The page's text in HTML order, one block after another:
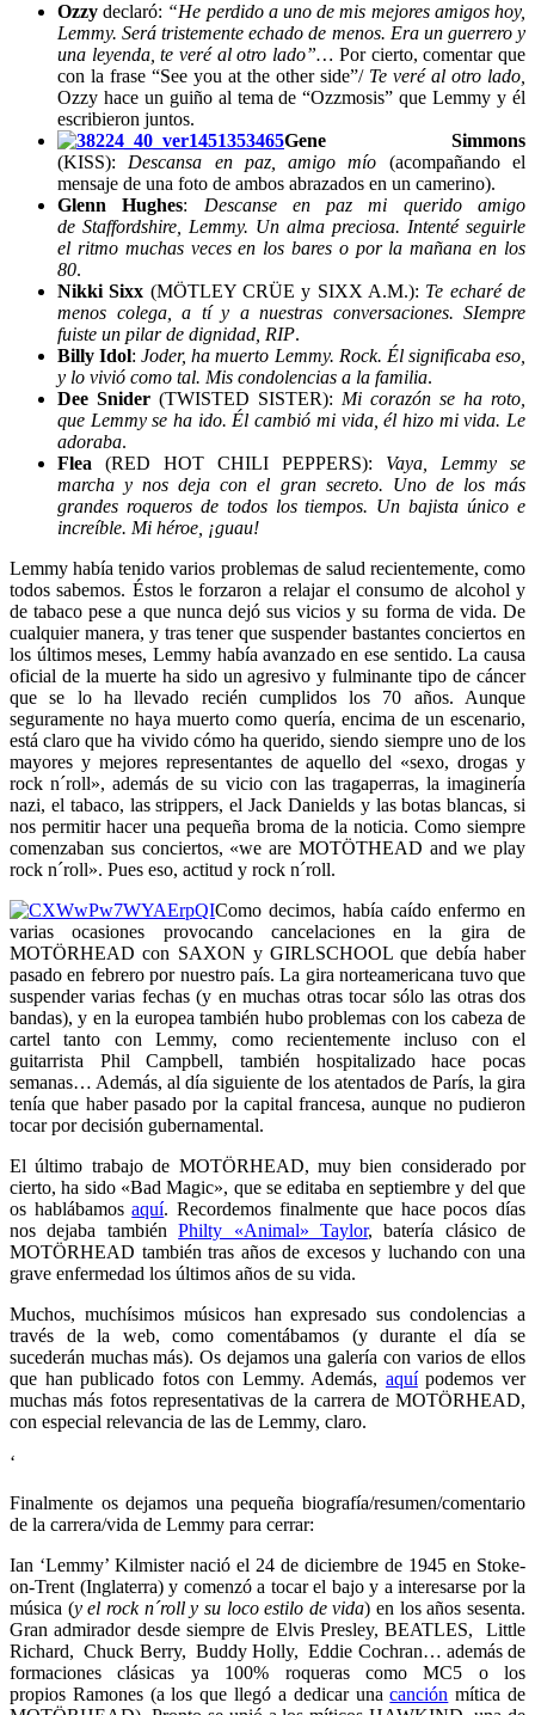
Ozzy declaró: “He perdido a uno de mis mejores amigos hoy,
Lemmy. Será tristemente echado de menos. Era un guerrero y
una leyenda, te veré al otro lado”… Por cierto, comentar que
con la frase “See you at the other side”/ Te veré al otro lado,
Ozzy hace un guiño al tema de “Ozzmosis” que Lemmy y él
escribieron juntos.
Gene Simmons
(KISS): Descansa en paz, amigo mío (acompañando el
mensaje de una foto de ambos abrazados en un camerino).
Glenn Hughes: Descanse en paz mi querido amigo
de Staffordshire, Lemmy. Un alma preciosa. Intenté seguirle
el ritmo muchas veces en los bares o por la mañana en los
80.
Nikki Sixx (MÖTLEY CRÜE y SIXX A.M.): Te echaré de
menos colega, a tí y a nuestras conversaciones. SIempre
fuiste un pilar de dignidad, RIP.
Billy Idol:Joder, ha muerto Lemmy. Rock. Él significaba eso,
y lo vivió como tal. Mis condolencias a la familia.
Dee Snider (TWISTED SISTER): Mi corazón se ha roto,
que Lemmy se ha ido. Él cambió mi vida, él hizo mi vida. Le
adoraba.
Flea (RED HOT CHILI PEPPERS): Vaya, Lemmy se
marcha y nos deja con el gran secreto. Uno de los más
grandes roqueros de todos los tiempos. Un bajista único e
increíble. Mi héroe, ¡guau!
Lemmy había tenido varios problemas de salud recientemente, como
todos sabemos. Éstos le forzaron a relajar el consumo de alcohol y
de tabaco pese a que nunca dejó sus vicios y su forma de vida. De
cualquier manera, y tras tener que suspender bastantes conciertos en
los últimos meses, Lemmy había avanzado en ese sentido. La causa
oficial de la muerte ha sido un agresivo y fulminante tipo de cáncer
que se lo ha llevado recién cumplidos los 70 años. Aunque
seguramente no haya muerto como quería, encima de un escenario,
está claro que ha vivido cómo ha querido, siendo siempre uno de los
mayores y mejores representantes de aquello del «sexo, drogas y
rock n´roll», además de su vicio con las tragaperras, la imaginería
nazi, el tabaco, las strippers, el Jack Danields y las botas blancas, si
nos permitir hacer una pequeña broma de la noticia. Como siempre
comenzaban sus conciertos, «we are MOTÖTHEAD and we play
rock n´roll». Pues eso, actitud y rock n´roll.
Como decimos, había caído enfermo en
varias ocasiones provocando cancelaciones en la gira de
MOTÖRHEAD con SAXON y GIRLSCHOOL que debía haber
pasado en febrero por nuestro país. La gira norteamericana tuvo que
suspender varias fechas (y en muchas otras tocar sólo las otras dos
bandas), y en la europea también hubo problemas con los cabeza de
cartel tanto con Lemmy, como recientemente incluso con el
guitarrista Phil Campbell, también hospitalizado hace pocas
semanas… Además, al día siguiente de los atentados de París, la gira
tenía que haber pasado por la capital francesa, aunque no pudieron
tocar por decisión gubernamental.
El último trabajo de MOTÖRHEAD, muy bien considerado por
cierto, ha sido «Bad Magic», que se editaba en septiembre y del que
os hablábamosaquí. Recordemos finalmente que hace pocos días
nos dejaba tambiénPhilty «Animal» Taylor, batería clásico de
MOTÖRHEAD también tras años de excesos y luchando con una
grave enfermedad los últimos años de su vida.
Muchos, muchísimos músicos han expresado sus condolencias a
través de la web, como comentábamos (y durante el día se
sucederán muchas más). Os dejamos una galería con varios de ellos
que han publicado fotos con Lemmy. Además, aquípodemos ver
muchas más fotos representativas de la carrera de MOTÖRHEAD,
con especial relevancia de las de Lemmy, claro.
‘
Finalmente os dejamos una pequeña biografía/resumen/comentario
de la carrera/vida de Lemmy para cerrar:
Ian ‘Lemmy’ Kilmister nació el 24 de diciembre de 1945 en Stoke-
on-Trent (Inglaterra) y comenzó a tocar el bajo y a interesarse por la
música (y el rock n´roll y su loco estilo de vida) en los años sesenta.
Gran admirador desde siempre de Elvis Presley, BEATLES, Little
Richard, Chuck Berry, Buddy Holly, Eddie Cochran… además de
formaciones clásicas ya 100% roqueras como MC5 o los
propios Ramones (a los que llegó a dedicar unacanción mítica de